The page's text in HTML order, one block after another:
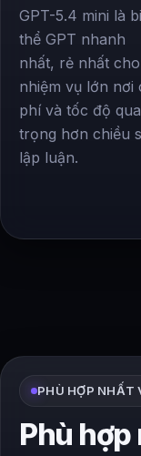
GPT-5.4 mini là
thể GPT nhanh
nhất, rẻ nhất cho
nhiệm vụ lớn nơi
phí và tốc độ
trọng hơn chiều
lập luận.
PHÙ HỢP NHẤT
Phù